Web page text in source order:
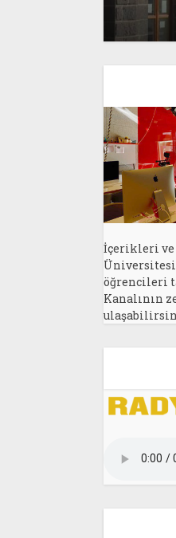
İçerikleri
öğrencileri
Kanalının